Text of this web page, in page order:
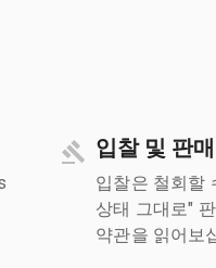
입찰 및 판
입찰은 철회할
상태 그대로"
약관을 읽어보